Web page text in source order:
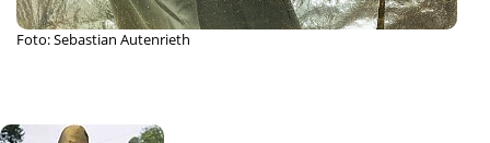
Foto: Sebastian Autenrieth